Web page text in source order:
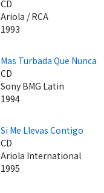
CD
Ariola / RCA
1993
Mas Turbada Que Nunca
CD
Sony BMG Latin
1994
Si Me Llevas Contigo
CD
Ariola International
1995